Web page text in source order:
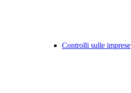
Controlli sulle imprese